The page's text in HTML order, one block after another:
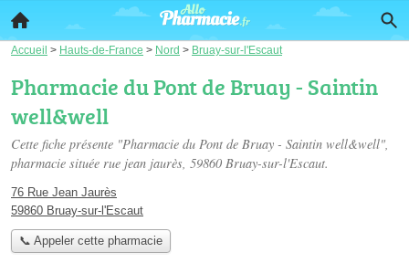
Accueil > Hauts-de-France > Nord > Bruay-sur-l'Escaut
Pharmacie du Pont de Bruay - Saintin
well&well
Cette fiche présente "Pharmacie du Pont de Bruay - Saintin well&well",
pharmacie située rue jean jaurès, 59860 Bruay-sur-l'Escaut.
76 Rue Jean Jaurès
59860 Bruay-sur-l'Escaut
📞 Appeler cette pharmacie